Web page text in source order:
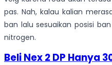
pas. Nah, kalau kalian
ban lalu sesuaikan posisi
nitrogen.
Beli Nex 2 DP Hanya